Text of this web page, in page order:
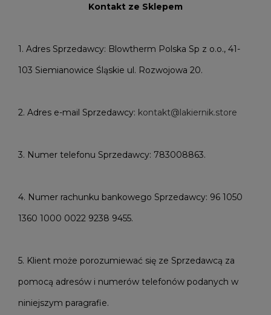
Kontakt ze Sklepem
1. Adres Sprzedawcy: Blowtherm Polska Sp z o.o., 41-
103 Siemianowice Śląskie ul. Rozwojowa 20.
2. Adres e-mail Sprzedawcy: kontakt@lakiernik.store
3. Numer telefonu Sprzedawcy: 783008863.
4. Numer rachunku bankowego Sprzedawcy: 96 1050
1360 1000 0022 9238 9455.
5. Klient może porozumiewać się ze Sprzedawcą za
pomocą adresów i numerów telefonów podanych w
niniejszym paragrafie.